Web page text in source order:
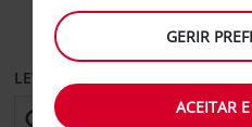
CARRO
LEVANTAR EM
GERIR
ACEITAR